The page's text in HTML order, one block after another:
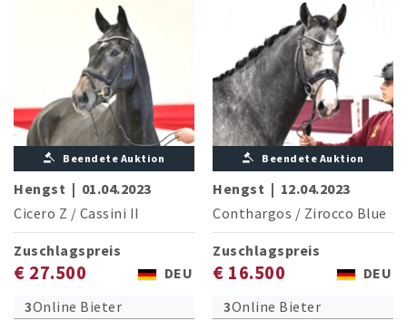
Beendete Auktion
Hengst | 01.04.2023
Cicero Z / Cassini II
Zuschlagspreis
€ 27.500
DEU
3Online Bieter
Beendete Auktion
Hengst | 12.04.2023
Conthargos / Zirocco Blue
Zuschlagspreis
€ 16.500
DEU
3Online Bieter